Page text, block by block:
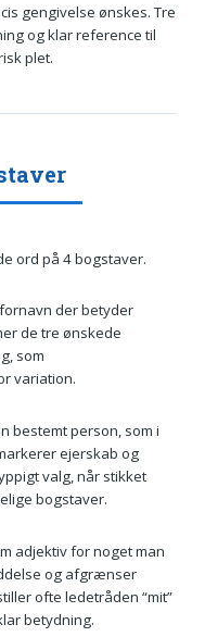
gengivelse ønskes. Tre
og klar reference til
plet.
ord på 4 bogstaver.
der betyder
de tre ønskede
som
variation.
bestemt person, som i
ejerskab og
valg, når stikket
bogstaver.
adjektiv for noget man
og afgrænser
ofte ledetråden “mit”
betydning.